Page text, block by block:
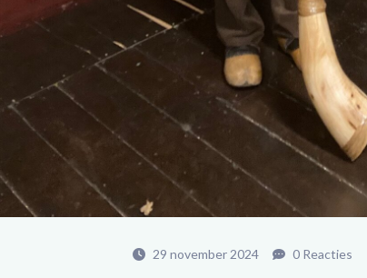
29 november 2024 0 Reacties